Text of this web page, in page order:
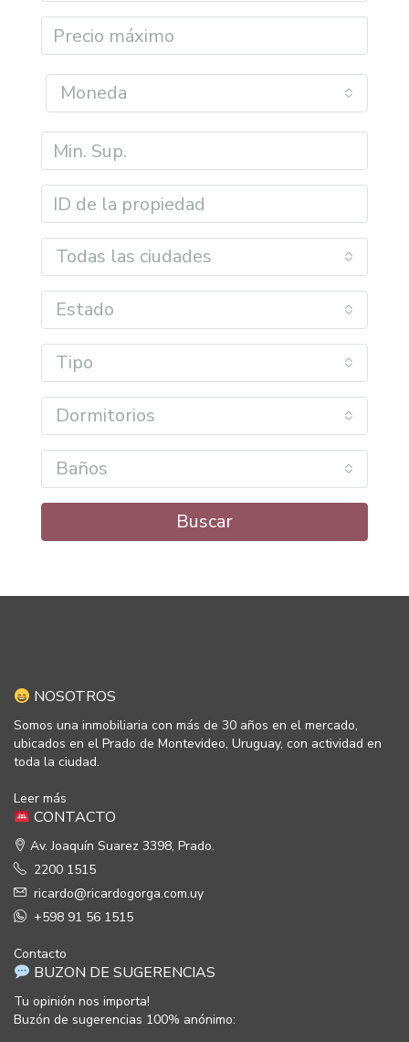
Moneda
Todas las ciudades
Estado
Tipo
Dormitorios
Baños
Buscar
NOSOTROS
Somos una inmobiliaria con más de 30 años en el mercado,
ubicados en el Prado de Montevideo, Uruguay, con actividad en
toda la ciudad.
Leer más
CONTACTO
Av. Joaquín Suarez 3398, Prado.
2200 1515
ricardo@ricardogorga.com.uy
+598 91 56 1515
Contacto
BUZON DE SUGERENCIAS
Tu opinión nos importa!
Buzón de sugerencias 100% anónimo: